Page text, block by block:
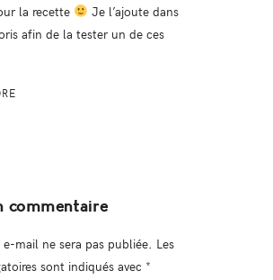
la recette
Je l’ajoute dans
afin de la tester un de ces
commentaire
e-mail ne sera pas publiée. Les
sont indiqués avec *